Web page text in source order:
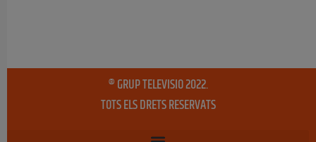
® GRUP TELEVISIO 2022.
TOTS ELS DRETS RESERVATS